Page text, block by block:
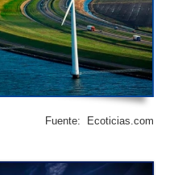
Fuente: Ecoticias.com